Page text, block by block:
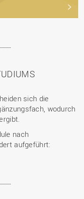
sich die
wodurch
nach
aufgeführt: